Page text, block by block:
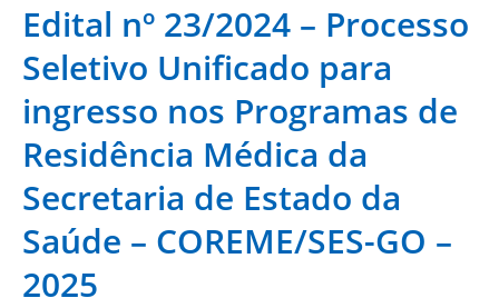
Edital nº 23/2024 – Processo
Seletivo Unificado para
ingresso nos Programas de
Residência Médica da
Secretaria de Estado da
Saúde – COREME/SES-GO –
2025